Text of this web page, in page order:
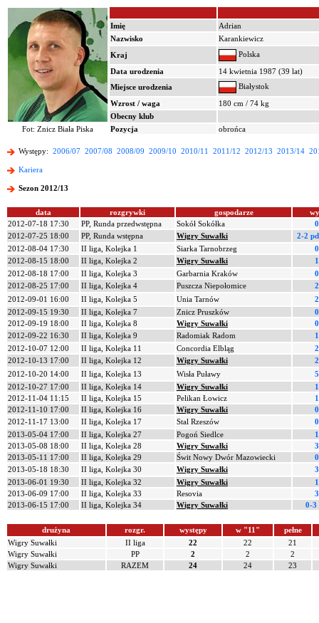
Imię
Adrian
Nazwisko
Karankiewicz
Kraj
Polska
Data urodzenia
14 kwietnia 1987 (39 lat)
Miejsce urodzenia
Białystok
Wzrost / waga
180 cm / 74 kg
Obecny klub
Fot: Znicz Biała Piska
Pozycja obrońca
Występy: 2006/07 2007/08 2008/09 2009/10 2010/11 2011/12 2012/13 2013/14
Kariera
Sezon 2012/13
data rozgrywki gospodarze
2012-07-18 17:30
PP, Runda przedwstępna Sokół Sokółka
2012-07-25 18:00
PP, Runda wstępna Wigry Suwałki
2-2
2012-08-04 17:30
II liga, Kolejka 1 Siarka Tarnobrzeg
2012-08-15 18:00
II liga, Kolejka 2 Wigry Suwałki
2012-08-18 17:00
II liga, Kolejka 3 Garbarnia Kraków
2012-08-25 17:00
II liga, Kolejka 4 Puszcza Niepołomice
2012-09-01 16:00
II liga, Kolejka 5 Unia Tarnów
2012-09-15 19:30
II liga, Kolejka 7 Znicz Pruszków
2012-09-19 18:00
II liga, Kolejka 8 Wigry Suwałki
2012-09-22 16:30
II liga, Kolejka 9 Radomiak Radom
2012-10-07 12:00
II liga, Kolejka 11 Concordia Elbląg
2012-10-13 17:00
II liga, Kolejka 12 Wigry Suwałki
2012-10-20 14:00
II liga, Kolejka 13 Wisła Puławy
2012-10-27 17:00
II liga, Kolejka 14 Wigry Suwałki
2012-11-04 11:15
II liga, Kolejka 15 Pelikan Łowicz
2012-11-10 17:00
II liga, Kolejka 16 Wigry Suwałki
2012-11-17 13:00
II liga, Kolejka 17 Stal Rzeszów
2013-05-04 17:00
II liga, Kolejka 27 Pogoń Siedlce
2013-05-08 18:00
II liga, Kolejka 28 Wigry Suwałki
2013-05-11 17:00
II liga, Kolejka 29 Świt Nowy Dwór Mazowiecki
2013-05-18 18:30
II liga, Kolejka 30 Wigry Suwałki
2013-06-01 19:30
II liga, Kolejka 32 Wigry Suwałki
2013-06-09 17:00
II liga, Kolejka 33 Resovia
2013-06-15 17:00
II liga, Kolejka 34 Wigry Suwałki 0-3
drużyna rozgr. występy w "11"
pełne
Wigry Suwałki
II liga 22 22
21
Wigry Suwałki
PP 2 2
2
Wigry Suwałki
RAZEM 24 24 23